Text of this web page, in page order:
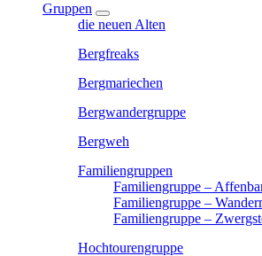
Gruppen
die neuen Alten
Bergfreaks
Bergmariechen
Bergwandergruppe
Bergweh
Familiengruppen
Familiengruppe –
Familiengruppe –
Familiengruppe –
Hochtourengruppe